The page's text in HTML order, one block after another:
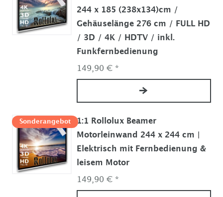
244 x 185 (238x134)cm /
Gehäuselänge 276 cm / FULL HD
/ 3D / 4K / HDTV / inkl.
Funkfernbedienung
149,90 € *
Sonderangebot
1:1 Rollolux Beamer
Motorleinwand 244 x 244 cm |
Elektrisch mit Fernbedienung &
leisem Motor
149,90 € *